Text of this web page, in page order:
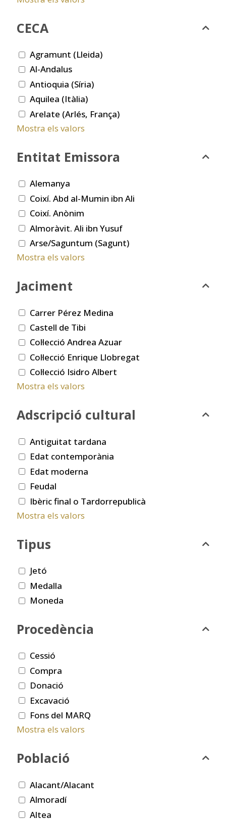
CECA
Agramunt (Lleida)
Al-Andalus
Antioquia (Síria)
Aquilea (Itàlia)
Arelate (Arlés, França)
Mostra els valors
Entitat Emissora
Alemanya
Coixí. Abd al-Mumin ibn Ali
Coixí. Anònim
Almoràvit. Ali ibn Yusuf
Arse/Saguntum (Sagunt)
Mostra els valors
Jaciment
Carrer Pérez Medina
Castell de Tibi
Col·lecció Andrea Azuar
Col·lecció Enrique Llobregat
Col·lecció Isidro Albert
Mostra els valors
Adscripció cultural
Antiguitat tardana
Edat contemporània
Edat moderna
Feudal
Ibèric final o Tardorrepublicà
Mostra els valors
Tipus
Jetó
Medalla
Moneda
Procedència
Cessió
Compra
Donació
Excavació
Fons del MARQ
Mostra els valors
Població
Alacant/Alacant
Almoradí
Altea